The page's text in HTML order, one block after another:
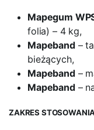
Mapegum
folia) – 4 kg,
Mapeband–
bieżących,
Mapeband–
Mapeband–
ZAKRES STOSOWANIA